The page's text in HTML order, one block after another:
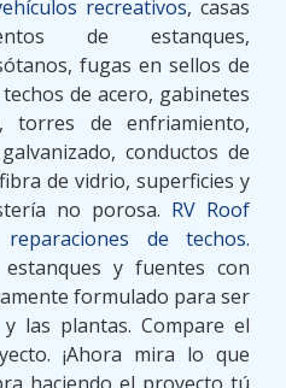
recreativos, casas
de estanques,
fugas en sellos de
de acero, gabinetes
torres de enfriamiento,
conductos de
de vidrio, superficies y
no porosa. RV Roof
de techos.
y fuentes con
formulado para ser
las plantas. Compare el
¡Ahora mira lo que